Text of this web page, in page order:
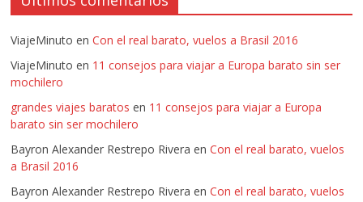
ViajeMinuto enCon el real barato, vuelos a Brasil 2016
ViajeMinuto en 11 consejos para viajar a Europa barato sin ser
mochilero
grandes viajes baratos en 11 consejos para viajar a Europa
barato sin ser mochilero
Bayron Alexander Restrepo Rivera enCon el real barato, vuelos
a Brasil 2016
Bayron Alexander Restrepo Rivera enCon el real barato, vuelos